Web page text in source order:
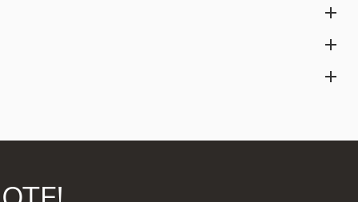
oder zur Feier von Freundschaften, familiären
entlang des Unendlichkeitssymbols verziert.
von Steinen (Diamanten, Geburtssteine) oder Anpassen der